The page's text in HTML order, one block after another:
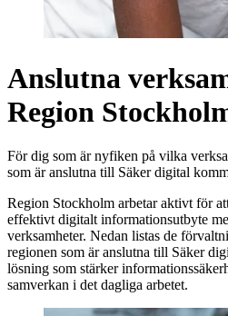
Anslutna
Region
För dig som är nyfiken på vilka
som är anslutna till Säker digital
Region Stockholm arbetar aktivt för
effektivt digitalt informationsutbyte
verksamheter. Nedan listas de
regionen som är anslutna till Säker
lösning som stärker
samverkan i det dagliga arbetet.